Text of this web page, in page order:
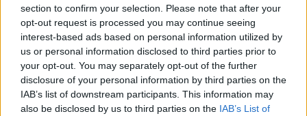
section to confirm your selection. Please note that after your
opt-out request is processed you may continue seeing
interest-based ads based on personal information utilized by
us or personal information disclosed to third parties prior to
your opt-out. You may separately opt-out of the further
disclosure of your personal information by third parties on the
IAB’s list of downstream participants. This information may
also be disclosed by us to third parties on the IAB’s List of
ΕΛΛΑΔΑ 23/01/2025 11:02
Βόλος: Εφιάλτης για γυναίκα σε οίκο ανοχής
-Εισέβαλε στο δωμάτιό της με μαχαίρι και
προσπάθησε να τη βιάσει